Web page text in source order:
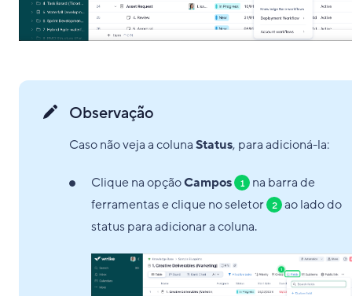
Observação
Caso não veja a colunaStatus, para adicioná-la:
Clique na opçãoCampos 1
na barra de
ferramentas e clique no seletor
2 ao lado do
status para adicionar a coluna.